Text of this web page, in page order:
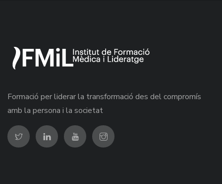
Formació per liderar la transformació des del compromís
amb la persona i la societat